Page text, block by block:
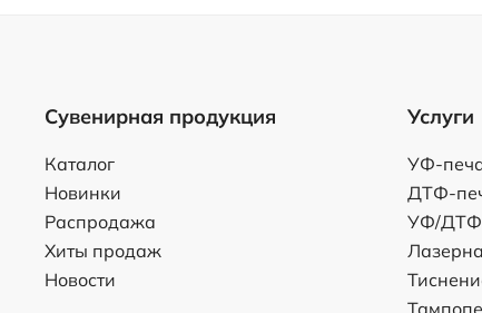
Сувенирная продукция
Каталог
Новинки
Распродажа
Хиты продаж
Новости
Услуги
УФ-
ДТФ-
УФ/